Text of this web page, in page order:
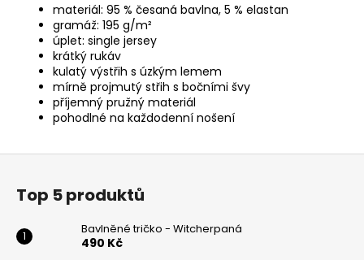
materiál: 95 % česaná bavlna, 5 % elastan
gramáž: 195 g/m²
úplet: single jersey
krátký rukáv
kulatý výstřih s úzkým lemem
mírně projmutý střih s bočními švy
příjemný pružný materiál
pohodlné na každodenní nošení
Z
Top 5 produktů
Bavlněné tričko - Witcherpaná
490 Kč